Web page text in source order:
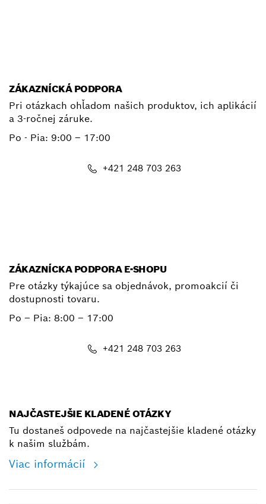
ZÁKAZNÍCKÁ PODPORA
Pri otázkach ohľadom našich produktov, ich aplikácií
a 3-ročnej záruke.
Po - Pia: 9:00 – 17:00
+421 248 703 263
ZÁKAZNÍCKA PODPORA E-SHOPU
Pre otázky týkajúce sa objednávok, promoakcií či
dostupnosti tovaru.
Po – Pia: 8:00 – 17:00
+421 248 703 263
NAJČASTEJŠIE KLADENÉ OTÁZKY
Tu dostaneš odpovede na najčastejšie kladené otázky
k našim službám.
Viac informácií